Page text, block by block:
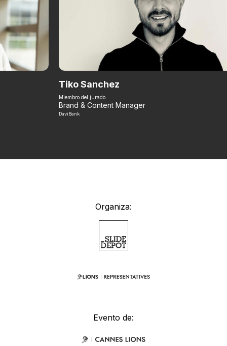
Tiko Sanchez
Miembro del jurado
Brand & Content Manager
DaviBank
Organiza:
Evento de: